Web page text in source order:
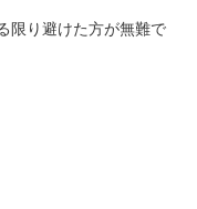
限り避けた方が無難で